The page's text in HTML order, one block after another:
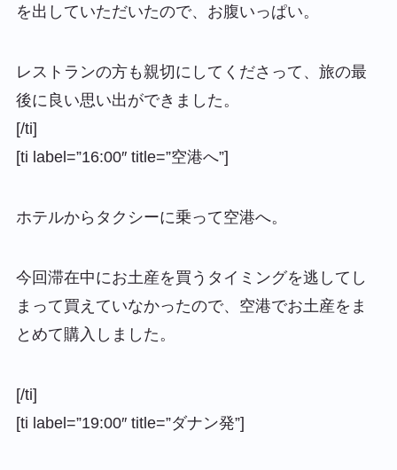
を出していただいたので、お腹いっぱい。
レストランの方も親切にしてくださって、旅の最
後に良い思い出ができました。
[/ti]
[ti label=”16:00″ title=”空港へ”]
ホテルからタクシーに乗って空港へ。
今回滞在中にお土産を買うタイミングを逃してし
まって買えていなかったので、空港でお土産をま
とめて購入しました。
[/ti]
[ti label=”19:00″ title=”ダナン発”]